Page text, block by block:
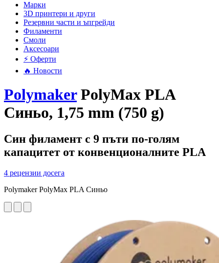
Mарки
3D принтери и други
Резервни части и ъпгрейди
Филаменти
Смоли
Аксесоари
⚡ Оферти
🔥 Новости
PolymakerPolyMax PLA
Синьо, 1,75 mm (750 g)
Син филамент с 9 пъти по-голям
капацитет от конвенционалните PLA
4 рецензии досега
Polymaker PolyMax PLA Синьо